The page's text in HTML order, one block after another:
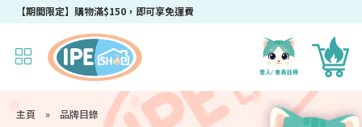
【期間限定】購物滿$150，即可享免運費
成為IPEshop會員，新會員即可獲得迎新$50購物優惠碼！
主頁 » 品牌目錄